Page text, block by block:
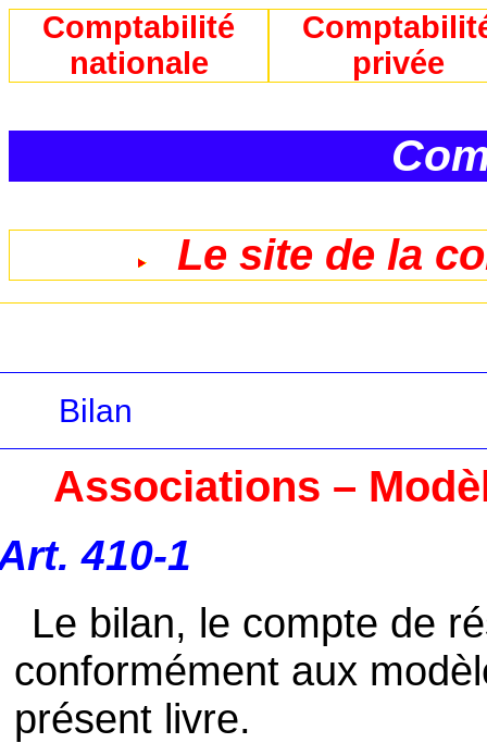
Comptabilité
nationale
privée
Le site de la
Bilan
Associations –
410-1
Le bilan, le compte de
conformément aux
présent livre.